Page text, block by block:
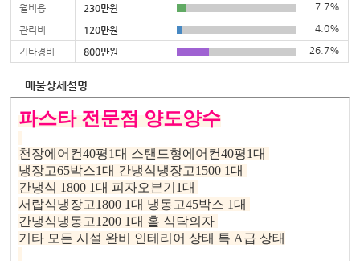
월비용 230만원 7.7%
관리비 120만원 4.0%
기타경비 800만원 26.7%
매물상세설명
파스타 전문점 양도양수
천장에어컨40평1대 스탠드형에어컨40평1대
냉장고65박스1대 간냉식냉장고1500 1대
간냉식 1800 1대 피자오븐기1대
서랍식냉장고1800 1대 냉동고45박스 1대
간냉식냉동고1200 1대 홀 식닥의자
기타 모든 시설 완비 인테리어 상태 특 A급 상태